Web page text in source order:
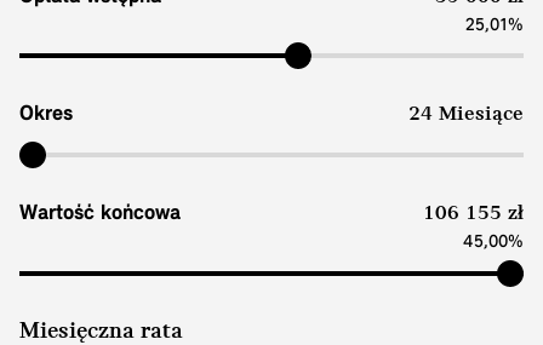
25,01%
Okres 24 Miesiące
Wartość końcowa 106 155 zł
45,00%
Miesięczna rata